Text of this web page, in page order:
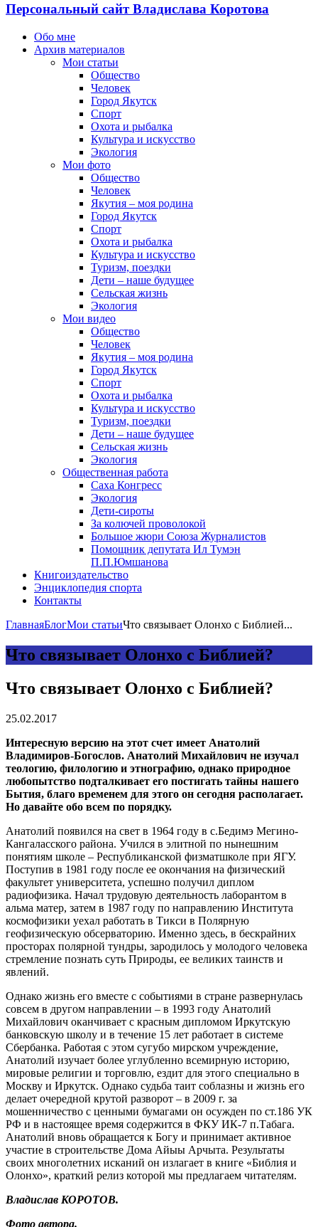
Персональный сайт Владислава Коротова
Обо мне
Архив материалов
Мои статьи
Общество
Человек
Город Якутск
Спорт
Охота и рыбалка
Культура и искусство
Экология
Мои фото
Общество
Человек
Якутия – моя родина
Город Якутск
Спорт
Охота и рыбалка
Культура и искусство
Туризм, поездки
Дети – наше будущее
Сельская жизнь
Экология
Мои видео
Общество
Человек
Якутия – моя родина
Город Якутск
Спорт
Охота и рыбалка
Культура и искусство
Туризм, поездки
Дети – наше будущее
Сельская жизнь
Экология
Общественная работа
Саха Конгресс
Экология
Дети-сироты
За колючей проволокой
Большое жюри Союза Журналистов
Помощник депутата Ил Тумэн
П.П.Юмшанова
Книгоиздательство
Энциклопедия спорта
Контакты
ГлавнаяБлогМои статьиЧто связывает Олонхо с Библией...
Что связывает Олонхо с Библией?
Что связывает Олонхо с Библией?
25.02.2017
Интересную версию на этот счет имеет Анатолий
Владимиров-Богослов. Анатолий Михайлович не изучал
теологию, филологию и этнографию, однако природное
любопытство подталкивает его постигать тайны нашего
Бытия, благо временем для этого он сегодня располагает.
Но давайте обо всем по порядку.
Анатолий появился на свет в 1964 году в с.Бедимэ Мегино-
Кангаласского района. Учился в элитной по нынешним
понятиям школе – Республиканской физматшколе при ЯГУ.
Поступив в 1981 году после ее окончания на физический
факультет университета, успешно получил диплом
радиофизика. Начал трудовую деятельность лаборантом в
альма матер, затем в 1987 году по направлению Института
космофизики уехал работать в Тикси в Полярную
геофизическую обсерваторию. Именно здесь, в бескрайних
просторах полярной тундры, зародилось у молодого человека
стремление познать суть Природы, ее великих таинств и
явлений.
Однако жизнь его вместе с событиями в стране развернулась
совсем в другом направлении – в 1993 году Анатолий
Михайлович оканчивает с красным дипломом Иркутскую
банковскую школу и в течение 15 лет работает в системе
Сбербанка. Работая с этом сугубо мирском учреждение,
Анатолий изучает более углубленно всемирную историю,
мировые религии и торговлю, ездит для этого специально в
Москву и Иркутск. Однако судьба таит соблазны и жизнь его
делает очередной крутой разворот – в 2009 г. за
мошенничество с ценными бумагами он осужден по ст.186 УК
РФ и в настоящее время содержится в ФКУ ИК-7 п.Табага.
Анатолий вновь обращается к Богу и принимает активное
участие в строительстве Дома Айыы Арчыта. Результаты
своих многолетних исканий он излагает в книге «Библия и
Олонхо», краткий релиз которой мы предлагаем читателям.
Владислав КОРОТОВ.
Фото автора.